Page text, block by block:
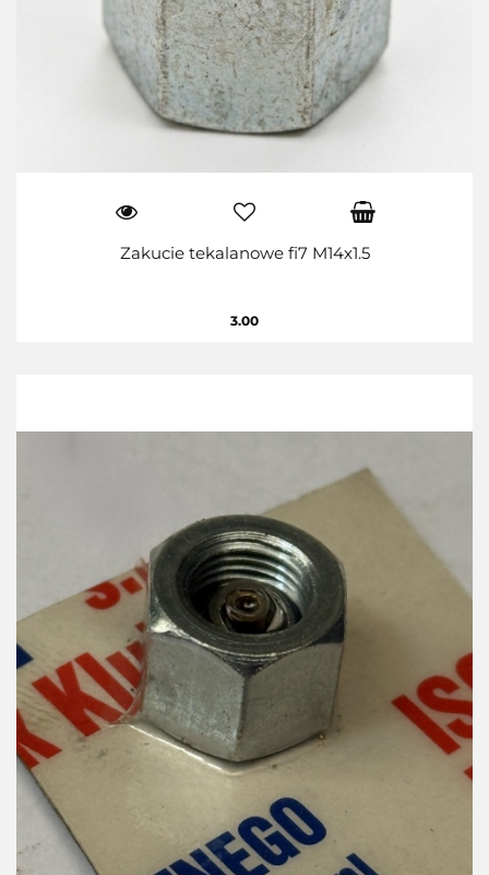
Zakucie tekalanowe fi7 M14x1.5
3.00